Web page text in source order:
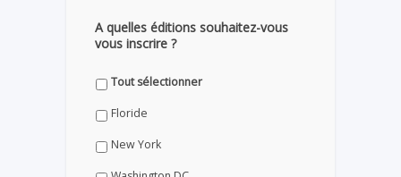
A quelles éditions souhaitez-vous
vous inscrire ?
Tout sélectionner
Floride
New York